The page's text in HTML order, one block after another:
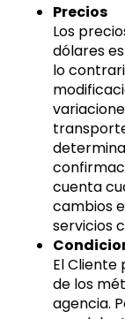
Precios
Los
dólares
lo
cuenta
cambios
servicios
El Cliente
de los
agencia.